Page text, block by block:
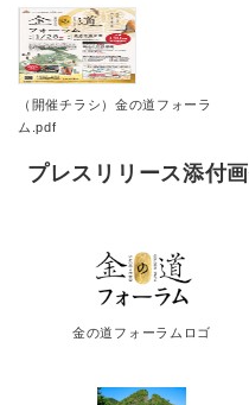
（開催チラシ）金の道フォーラ
ム.pdf
プレスリリース添付
金の道フォーラムロゴ